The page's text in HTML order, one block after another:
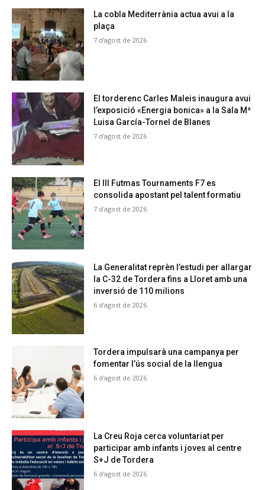
La cobla Mediterrània actua avui a la
plaça
7 d'agost de 2026
El torderenc Carles Maleis inaugura avui
l’exposició «Energia bonica» a la Sala Mª
Luisa García-Tornel de Blanes
7 d'agost de 2026
El III Futmas Tournaments F7 es
consolida apostant pel talent formatiu
7 d'agost de 2026
La Generalitat reprèn l’estudi per allargar
la C-32 de Tordera fins a Lloret amb una
inversió de 110 milions
6 d'agost de 2026
Tordera impulsarà una campanya per
fomentar l’ús social de la llengua
6 d'agost de 2026
La Creu Roja cerca voluntariat per
participar amb infants i joves al centre
S+J de Tordera
6 d'agost de 2026